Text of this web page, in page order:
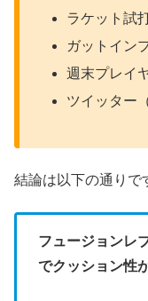
ラケット試
ガットイン
週末プレイ
ツイッター
結論は以下の通りで
フュージョンレ
でクッション性